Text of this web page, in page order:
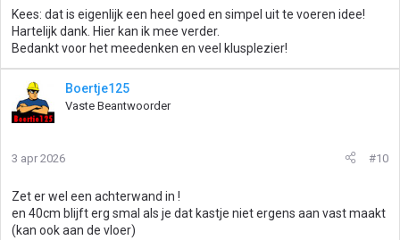
Kees: dat is eigenlijk een heel goed en simpel uit te voeren idee!
Hartelijk dank. Hier kan ik mee verder.
Bedankt voor het meedenken en veel klusplezier!
Boertje125
Vaste Beantwoorder
3 apr 2026 #10
Zet er wel een achterwand in !
en 40cm blijft erg smal als je dat kastje niet ergens aan vast maakt
(kan ook aan de vloer)